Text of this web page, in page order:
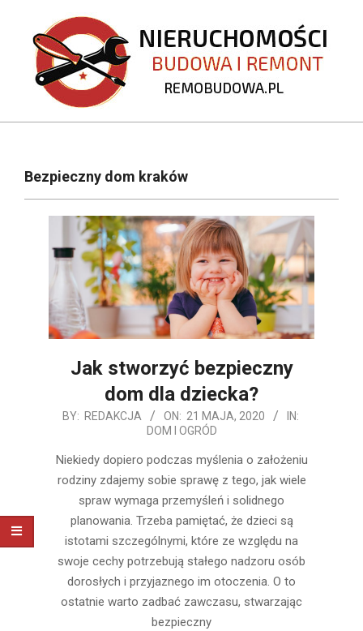
content
REMOBUDOWA.PL
NavigationBezpieczny dom kraków
Jak stworzyć bezpieczny
dom dla dziecka?
2020-
21
BY: REDAKCJA ON: 21 MAJA, 2020
IN:
DOM I OGRÓD
Niekiedy dopiero podczas myślenia o założeniu
rodziny zdajemy sobie sprawę z tego, jak wiele
spraw wymaga przemyśleń i solidnego
planowania. Trzeba pamiętać, że dzieci są
istotami szczególnymi, które ze względu na
swoje cechy potrzebują stałego nadzoru osób
dorosłych i przyjaznego im otoczenia. O to
ostatnie warto zadbać zawczasu, stwarzając
bezpieczny